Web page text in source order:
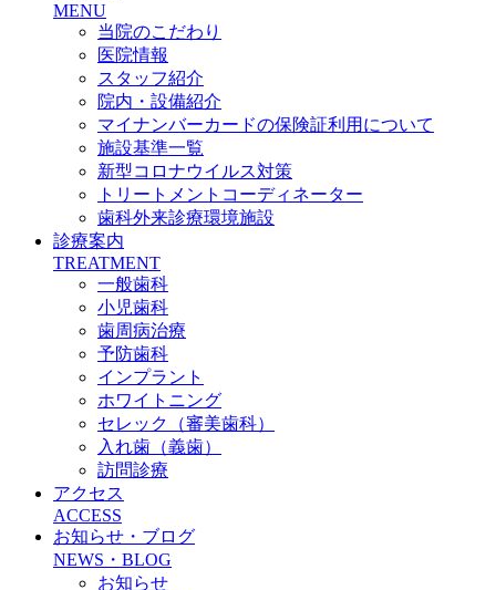
MENU
当院のこだわり
医院情報
スタッフ紹介
院内・設備紹介
マイナンバーカードの保険証利用について
施設基準一覧
新型コロナウイルス対策
トリートメントコーディネーター
歯科外来診療環境施設
診療案内
TREATMENT
一般歯科
小児歯科
歯周病治療
予防歯科
インプラント
ホワイトニング
セレック（審美歯科）
入れ歯（義歯）
訪問診療
アクセス
ACCESS
お知らせ・ブログ
NEWS・BLOG
お知らせ